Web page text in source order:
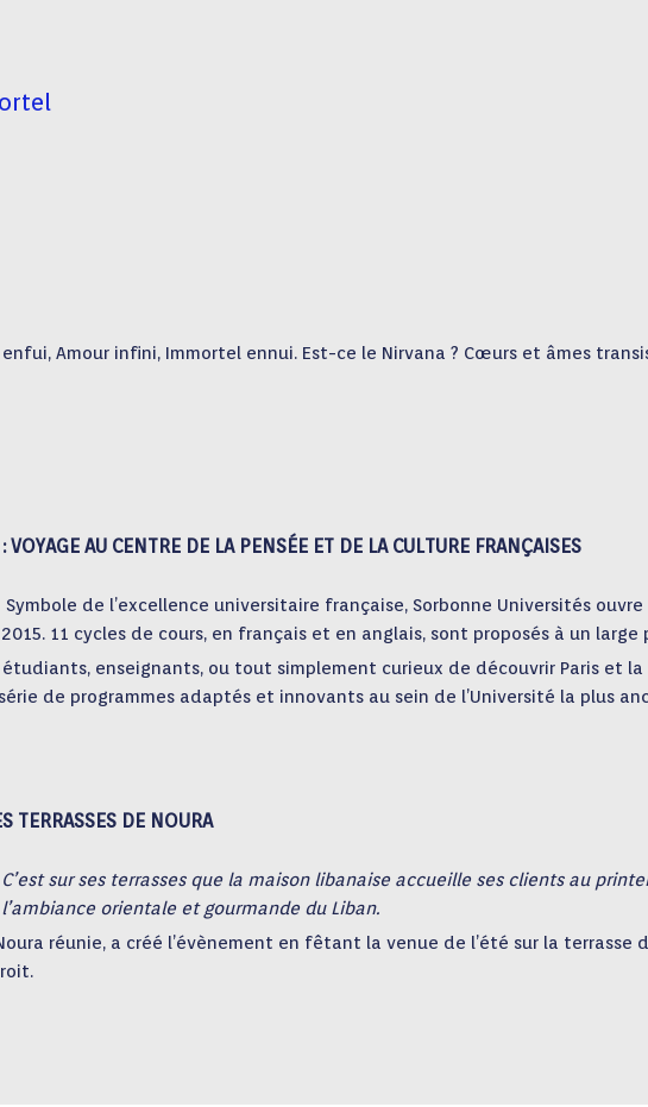
Oxymore Mortel
Amour infini, Immortel ennui. Est-ce le Nirvana ? Cœurs et âmes
AU CENTRE DE LA PENSÉE ET DE LA CULTURE FRANÇAISES
Symbole de l’excellence universitaire française, Sorbonne Universités
2015. 11 cycles de cours, en français et en anglais, sont proposés à un
étudiants, enseignants, ou tout simplement curieux de découvrir Paris et
de programmes adaptés et innovants au sein de l’Université la plus
TERRASSES DE NOURA
C’est sur ses terrasses que la maison libanaise accueille ses clients au
l’ambiance orientale et gourmande du Liban.
réunie, a créé l’évènement en fêtant la venue de l’été sur la terrasse